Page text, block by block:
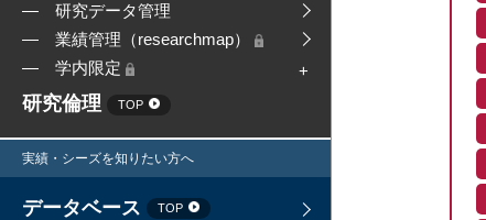
研究データ管理
業績管理（researchmap）
学内限定
研究倫理 TOP
実績・シーズを知りたい方へ
データベース TOP